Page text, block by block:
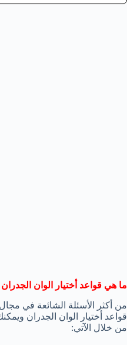
ما هي قواعد أختيار الوان الجدران
من أكثر الأسئلة الشائعة في
قواعد أختيار الوان الجدران
من خلال الآتي: